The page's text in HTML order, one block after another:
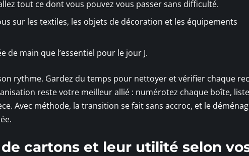
tout ce dont vous pouvez vous passer sans difficulté.
sur les textiles, les objets de décoration et les équipements
de main que l’essentiel pour le jour J.
rythme. Gardez du temps pour nettoyer et vérifier chaque
reste votre meilleur allié : numérotez chaque boîte,
Avec méthode, la transition se fait sans accroc, et le
cartons et leur utilité selon